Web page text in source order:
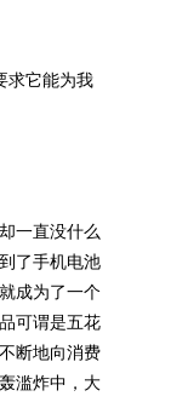
它能为我
一直没什么
了手机电池
成为了一个
可谓是五花
断地向消费
滥炸中，大